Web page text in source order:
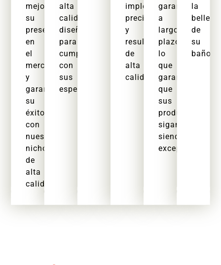
mejorar
su
presencia
en
el
mercado
y
garantizar
su
éxito
con
nuestros
nichos
de
alta
calidad.
alta
calidad
diseñados
para
cumplir
con
sus
especificaciones.
implementación
precisa
y
resultados
de
alta
calidad.
garantía
a
largo
plazo,
lo
que
garantiza
que
sus
productos
sigan
siendo
excepcionales.
la
belleza
de
su
baño.